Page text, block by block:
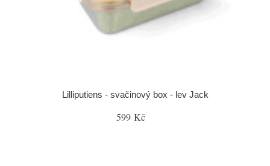
Lilliputiens - svačinový box - lev Jack
599 Kč